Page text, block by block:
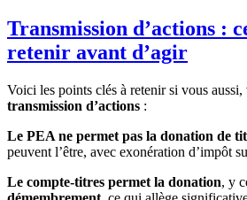
Transmission d’actions :
retenir avant d’agir
Voici les points clés à retenir si vous aussi,
transmission d’actions :
Le PEA ne permet pas la donation de
peuvent l’être, avec exonération d’impôt
Le compte-titres permet la donation, y